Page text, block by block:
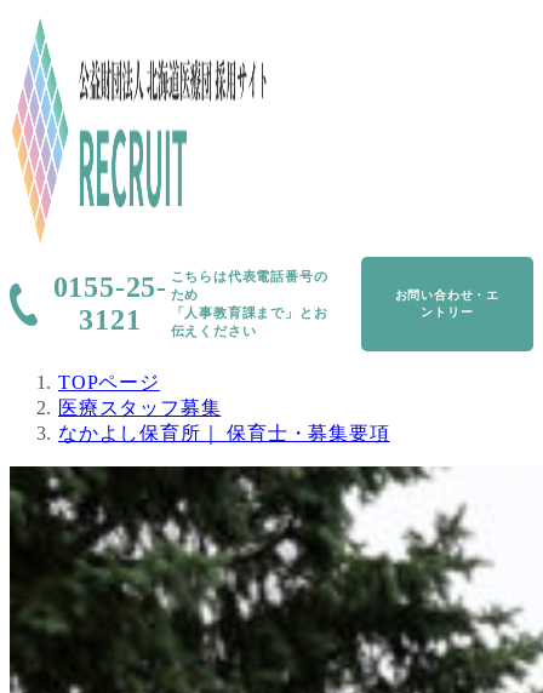
0155-25-
3121
こちらは代表電話番号の
ため
「人事教育課まで」とお
伝えください
お問い合わせ・エ
ントリー
TOPページ
医療スタッフ募集
なかよし保育所｜ 保育士・募集要項